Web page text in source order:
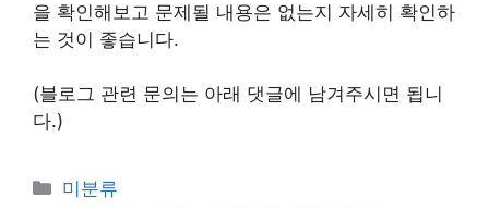
을 확인해보고 문제될 내용은 없는지 자세히 확인하
는 것이 좋습니다.
(블로그 관련 문의는 아래 댓글에 남겨주시면 됩니
다.)
Categories
미분류